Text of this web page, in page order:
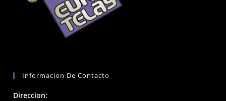
Informacion De Contacto
Direccion: